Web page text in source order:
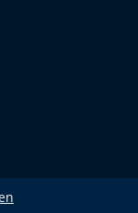
gesetzt